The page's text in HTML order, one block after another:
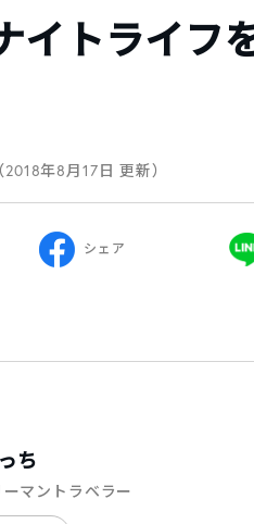
イトライフ
年8月17日 更新）
シェア
ち
マントラベラー